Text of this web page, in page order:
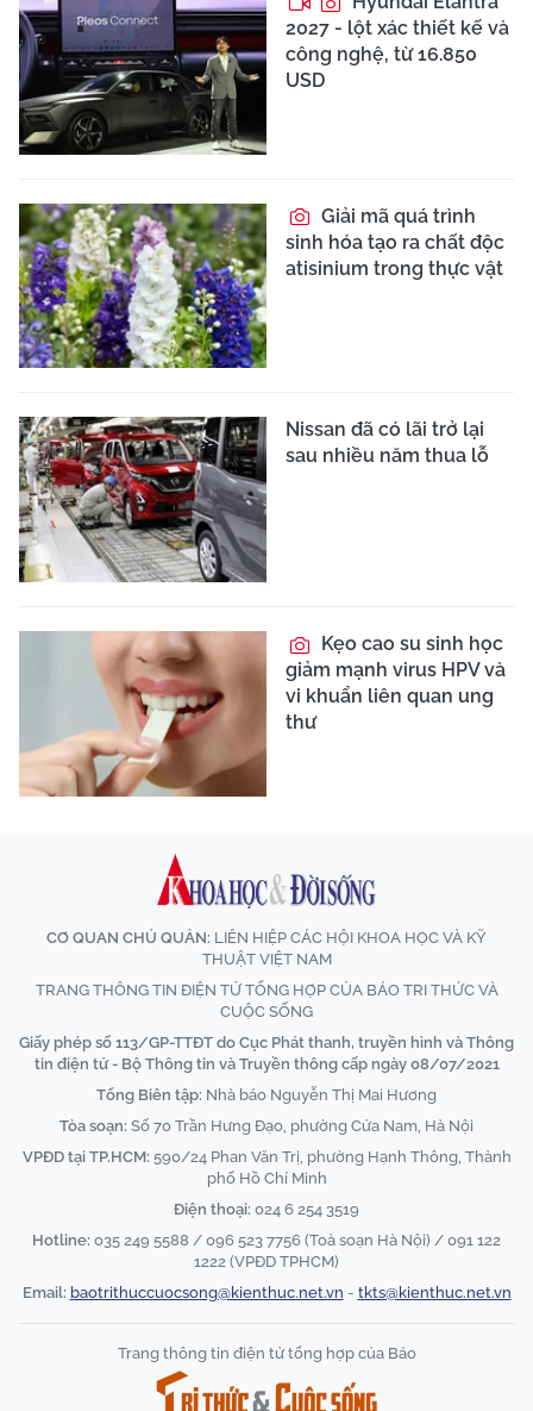
2027 - lột xác thiết kế và
công nghệ, từ 16.850
USD
Giải mã quá trình
sinh hóa tạo ra chất độc
atisinium trong thực vật
Nissan đã có lãi trở lại
sau nhiều năm thua lỗ
Kẹo cao su sinh học
giảm mạnh virus HPV và
vi khuẩn liên quan ung
thư
CƠ QUAN CHỦ QUẢN: LIÊN HIỆP CÁC HỘI KHOA HỌC VÀ KỸ
THUẬT VIỆT NAM
TRANG THÔNG TIN ĐIỆN TỬ TỔNG HỢP CỦA BÁO TRI THỨC VÀ
CUỘC SỐNG
Giấy phép số 113/GP-TTĐT do Cục Phát thanh, truyền hình và Thông
tin điện tử - Bộ Thông tin và Truyền thông cấp ngày 08/07/2021
Tổng Biên tập: Nhà báo Nguyễn Thị Mai Hương
Tòa soạn: Số 70 Trần Hưng Đạo, phường Cửa Nam, Hà Nội
VPĐD tại TP.HCM: 590/24 Phan Văn Trị, phường Hạnh Thông, Thành
phố Hồ Chí Minh
Điện thoại: 024 6 254 3519
Hotline: 035 249 5588 / 096 523 7756 (Toà soạn Hà Nội) / 091 122
1222 (VPĐD TPHCM)
Email: baotrithuccuocsong@kienthuc.net.vn - tkts@kienthuc.net.vn
Trang thông tin điện tử tổng hợp của Báo